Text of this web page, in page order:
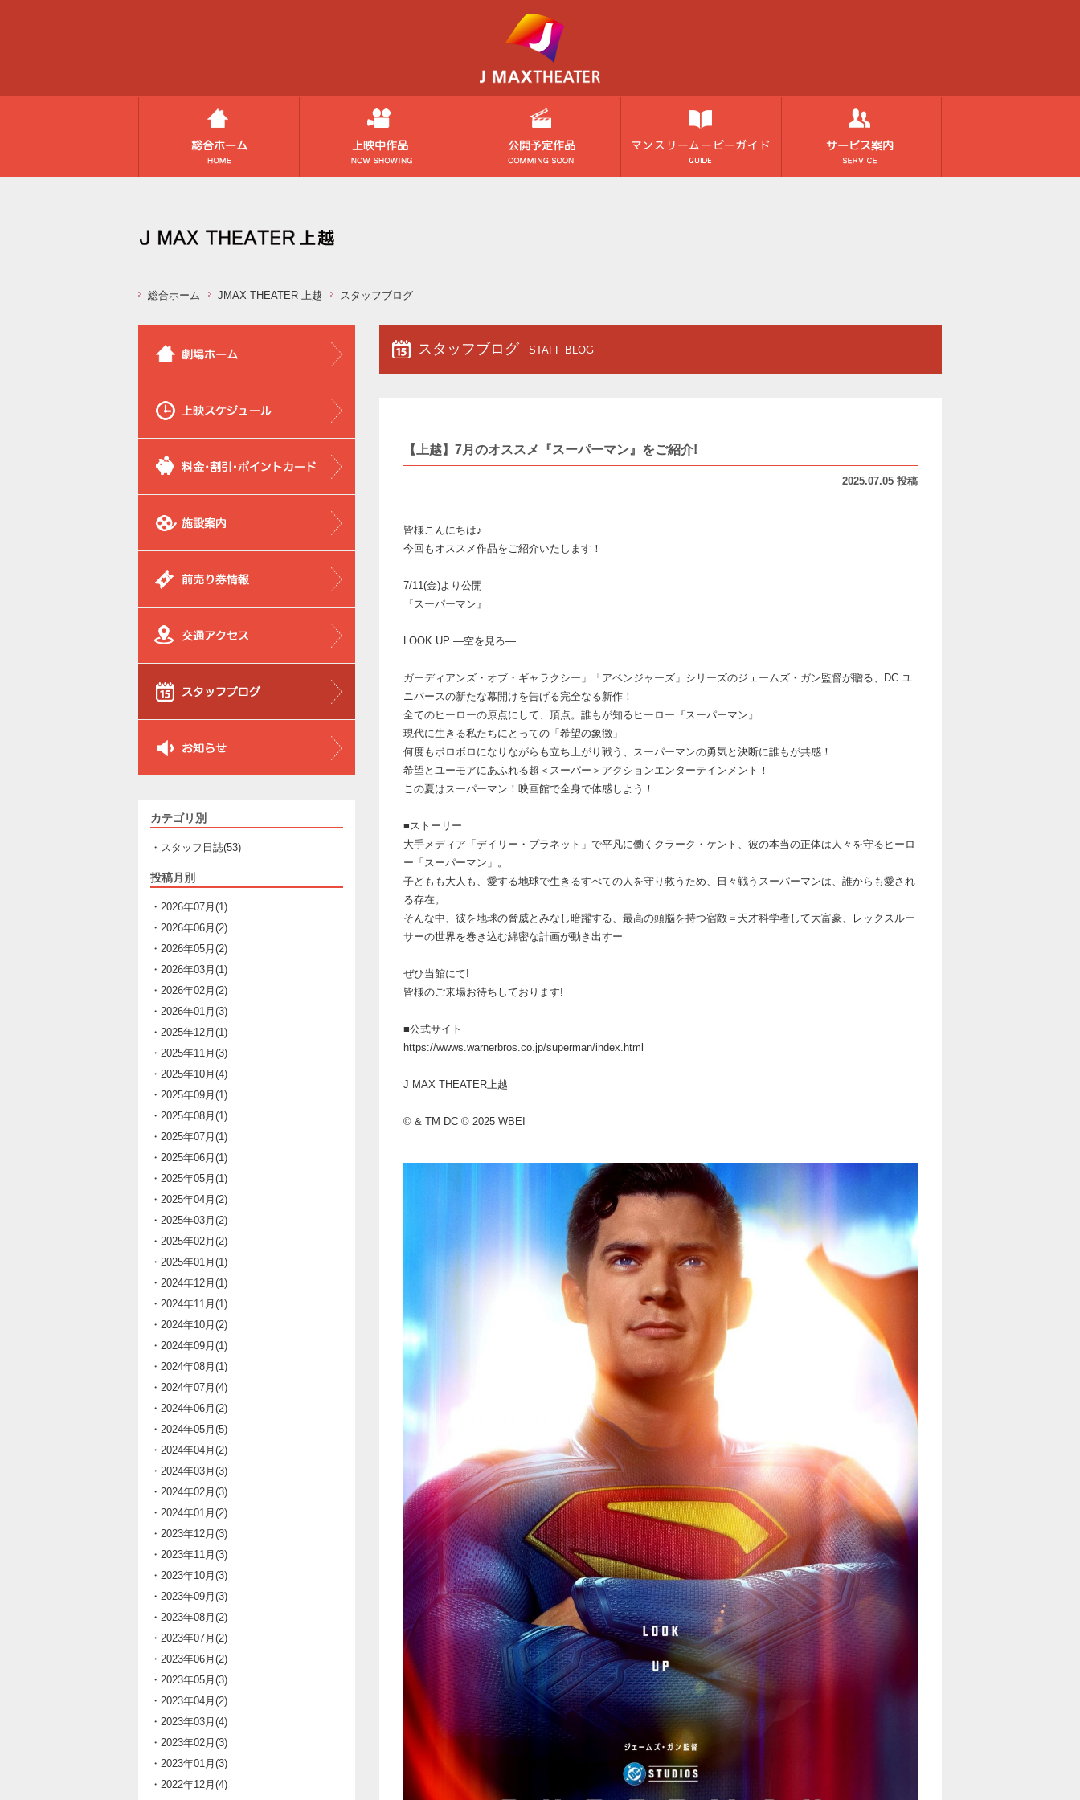
総合ホーム JMAX THEATER 上越 スタッフブログ
カテゴリ別
・スタッフ日誌(53)
投稿月別
・2026年07月(1)
・2026年06月(2)
・2026年05月(2)
・2026年03月(1)
・2026年02月(2)
・2026年01月(3)
・2025年12月(1)
・2025年11月(3)
・2025年10月(4)
・2025年09月(1)
・2025年08月(1)
・2025年07月(1)
・2025年06月(1)
・2025年05月(1)
・2025年04月(2)
・2025年03月(2)
・2025年02月(2)
・2025年01月(1)
・2024年12月(1)
・2024年11月(1)
・2024年10月(2)
・2024年09月(1)
・2024年08月(1)
・2024年07月(4)
・2024年06月(2)
・2024年05月(5)
・2024年04月(2)
・2024年03月(3)
・2024年02月(3)
・2024年01月(2)
・2023年12月(3)
・2023年11月(3)
・2023年10月(3)
・2023年09月(3)
・2023年08月(2)
・2023年07月(2)
・2023年06月(2)
・2023年05月(3)
・2023年04月(2)
・2023年03月(4)
・2023年02月(3)
・2023年01月(3)
・2022年12月(4)
スタッフブログ STAFF BLOG
【上越】7月のオススメ『スーパーマン』をご紹介!
2025.07.05 投稿
皆様こんにちは♪
今回もオススメ作品をご紹介いたします！
7/11(金)より公開
『スーパーマン』
LOOK UP ―空を見ろ―
ガーディアンズ・オブ・ギャラクシー」「アベンジャーズ」シリーズのジェームズ・ガン監督が贈る、DC ユ
ニバースの新たな幕開けを告げる完全なる新作！
全てのヒーローの原点にして、頂点。誰もが知るヒーロー『スーパーマン』
現代に生きる私たちにとっての「希望の象徴」
何度もボロボロになりながらも立ち上がり戦う、スーパーマンの勇気と決断に誰もが共感！
希望とユーモアにあふれる超＜スーパー＞アクションエンターテインメント！
この夏はスーパーマン！映画館で全身で体感しよう！
■ストーリー
大手メディア「デイリー・プラネット」で平凡に働くクラーク・ケント、彼の本当の正体は人々を守るヒーロ
ー「スーパーマン」。
子どもも大人も、愛する地球で生きるすべての人を守り救うため、日々戦うスーパーマンは、誰からも愛され
る存在。
そんな中、彼を地球の脅威とみなし暗躍する、最高の頭脳を持つ宿敵＝天才科学者して大富豪、レックスルー
サーの世界を巻き込む綿密な計画が動き出すー
ぜひ当館にて!
皆様のご来場お待ちしております!
■公式サイト
https://wwws.warnerbros.co.jp/superman/index.html
J MAX THEATER上越
© & TM DC © 2025 WBEI